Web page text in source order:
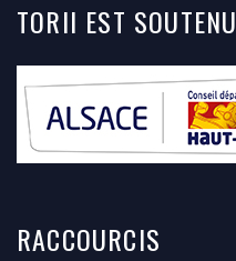
TORII EST SOUTENU
RACCOURCIS